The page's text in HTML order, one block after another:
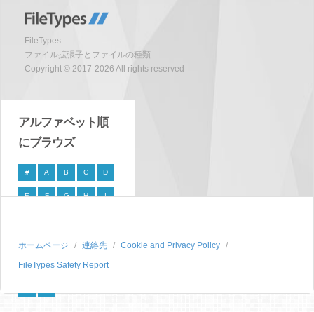
FileTypes
ファイル拡張子とファイルの種類
Copyright © 2017-2026 All rights reserved
アルファベット順
にブラウズ
# A B C D
E F G H I
P Q R S
T U V W X
ホームページ 連絡先
Cookie and Privacy Policy
FileTypes Safety Report